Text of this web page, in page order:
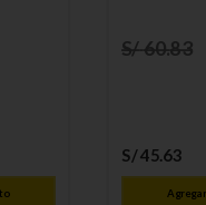
S/60.83
S/45.63